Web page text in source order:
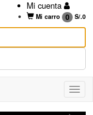
Mi cuenta
Mi carro 0 S/.0